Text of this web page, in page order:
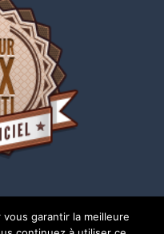
garantir la meilleure